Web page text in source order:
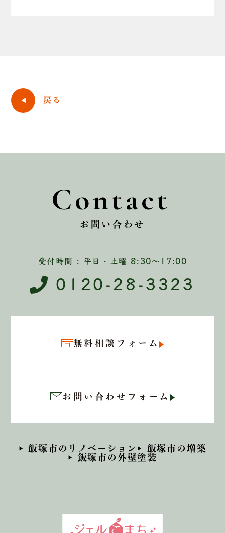
戻る
Contact
お問い合わせ
受付時間 : 平日・土曜 8:30〜17:00
0120-28-3323
無料相談フォーム
お問い合わせフォーム
飯塚市のリノベーション
飯塚市の増築
飯塚市の外壁塗装